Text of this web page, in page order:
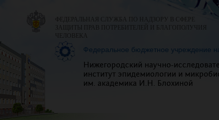
ФЕДЕРАЛЬНАЯ СЛУЖБА ПО НАДЗОРУ В СФЕРЕ
ЗАЩИТЫ ПРАВ ПОТРЕБИТЕЛЕЙ И БЛАГОПОЛУЧИЯ
ЧЕЛОВЕКА
Федеральное бюджетное учреждение
Нижегородский научно-
институт эпидемиологии и
им. академика И.Н. Блохиной